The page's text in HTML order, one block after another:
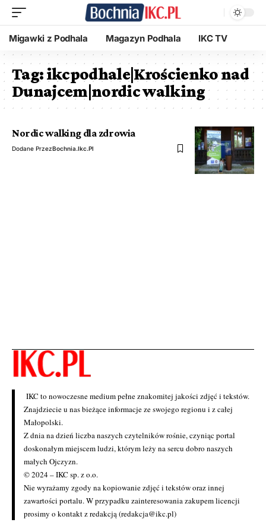
Migawki z Podhala Magazyn Podhala IKC TV
Tag:ikcpodhale|Krościenko nad
Dunajcem|nordic walking
Nordic walking dla zdrowia
Dodane PrzezBochnia.ikc.pl
IKC to nowoczesne medium pełne znakomitej jakości zdjęć i tekstów.
Znajdziecie u nas bieżące informacje ze swojego regionu i z całej
Małopolski.
Z dnia na dzień liczba naszych czytelników rośnie, czyniąc portal
doskonałym miejscem ludzi, którym leży na sercu dobro naszych
małych Ojczyzn.
© 2024 – IKC sp. z o.o.
Nie wyrażamy zgody na kopiowanie zdjęć i tekstów oraz innej
zawartości portalu. W przypadku zainteresowania zakupem licencji
prosimy o kontakt z redakcją (redakcja@ikc.pl)